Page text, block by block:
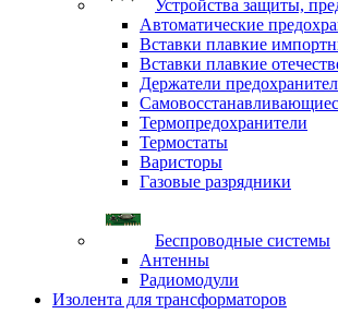
Устройства защиты,
Автоматические
Вставки плавкие
Вставки плавкие
Держатели
Термопредохранители
Термостаты
Варисторы
Газовые разрядники
Беспроводные системы
Антенны
Радиомодули
Изолента для трансформаторов